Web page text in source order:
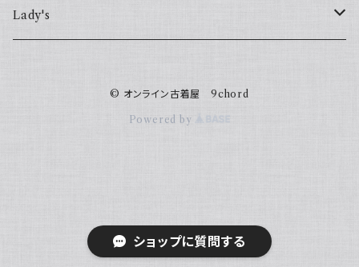
ショップに質問する
Lady's
© オンライン古着屋 9chord
Powered by